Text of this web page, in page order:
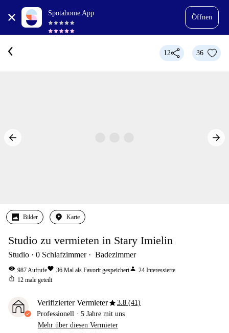
Spotahome App
Öffnen
12 36
Bilder Karte
Studio zu vermieten in Stary Imielin
Studio 0 Schlafzimmer Badezimmer
visibility 987Aufrufefavorite 36 Mal als Favorit gespeichertperson 24 Interessierte
ios_share 12 male geteilt
Verifizierter Vermieterstar3.8 (41)
Professionell · 5 Jahre mit uns
Mehr über diesen Vermieter